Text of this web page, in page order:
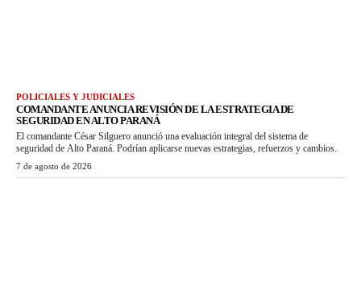
POLICIALES Y JUDICIALES
COMANDANTE ANUNCIA REVISIÓN DE LA ESTRATEGIA DE
SEGURIDAD EN ALTO PARANÁ
El comandante César Silguero anunció una evaluación integral del sistema de
seguridad de Alto Paraná. Podrían aplicarse nuevas estrategias, refuerzos y cambios.
7 de agosto de 2026